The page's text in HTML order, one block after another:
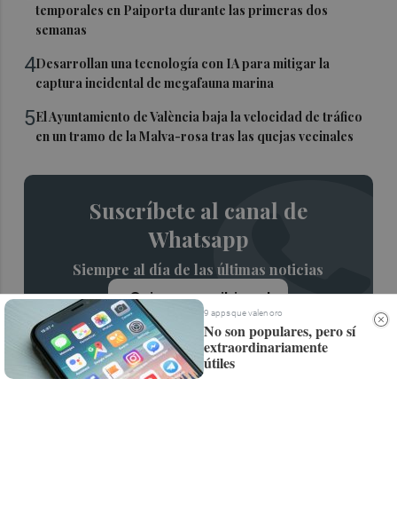
temporales en Paiporta durante las primeras dos
semanas
4Desarrollan una tecnología con IA para mitigar la
captura incidental de megafauna marina
5El Ayuntamiento de València baja la velocidad de tráfico
en un tramo de la Malva-rosa tras las quejas vecinales
Suscríbete al canal de
Whatsapp
Siempre al día de las últimas noticias
¡Quiero suscribirme!
9 apps que valen oro
No son populares, pero sí
extraordinariamente
útiles